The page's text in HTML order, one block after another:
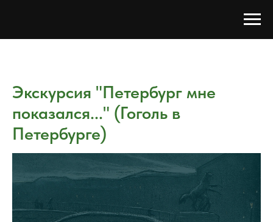
Экскурсия "Петербург мне
показался..." (Гоголь в
Петербурге)